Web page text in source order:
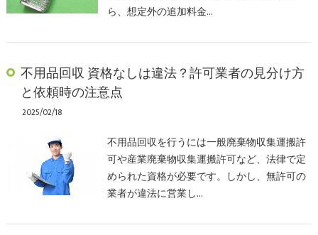
ら、想定外の追加料金…
不用品回収 資格なしは違法？許可業者の見分け方
と依頼時の注意点
2025/02/18
不用品回収を行うには一般廃棄物収集運搬許
可や産業廃棄物収集運搬許可など、法律で定
められた資格が必要です。しかし、無許可の
業者が違法に営業し…